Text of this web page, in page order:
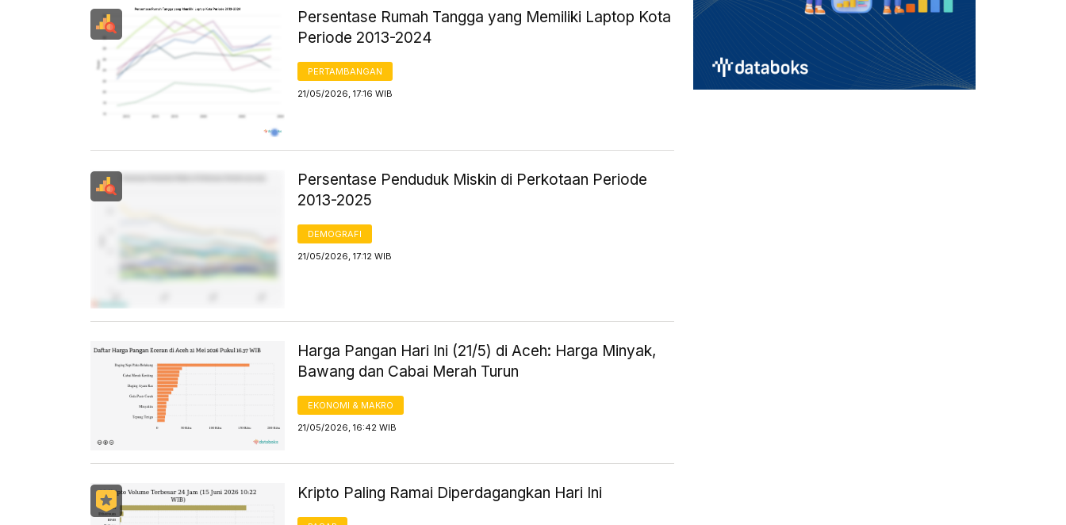
Persentase Rumah Tangga yang Memiliki Laptop Kota
Periode 2013-2024
PERTAMBANGAN
21/05/2026, 17:16 WIB
Persentase Penduduk Miskin di Perkotaan Periode
2013-2025
DEMOGRAFI
21/05/2026, 17:12 WIB
Harga Pangan Hari Ini (21/5) di Aceh: Harga Minyak,
Bawang dan Cabai Merah Turun
EKONOMI & MAKRO
21/05/2026, 16:42 WIB
Kripto Paling Ramai Diperdagangkan Hari Ini